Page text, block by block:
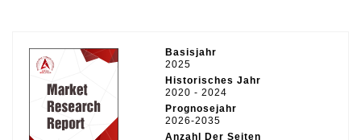
Basisjahr
2025
Historisches Jahr
2020 - 2024
Prognosejahr
2026-2035
Anzahl Der Seiten